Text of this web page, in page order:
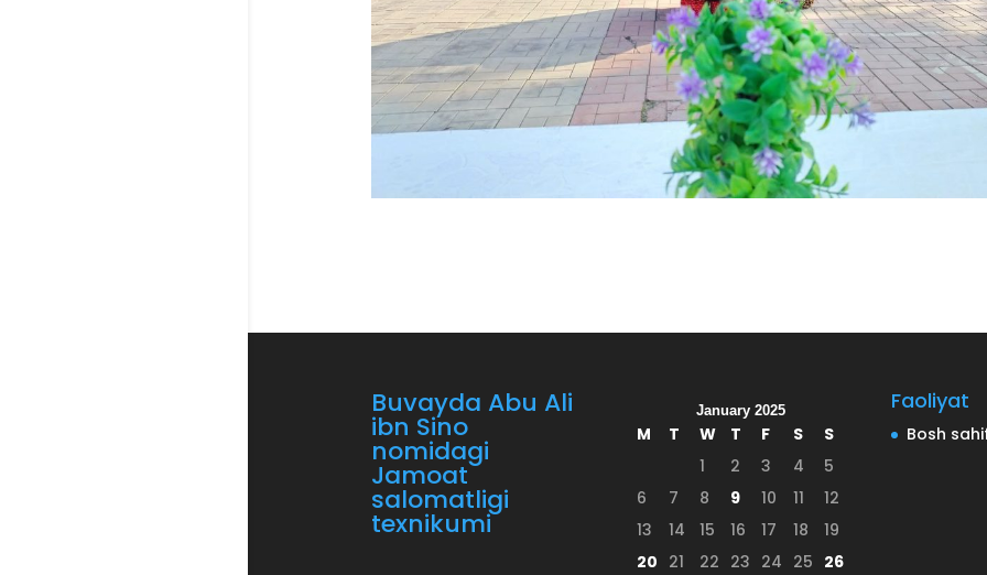
Buvayda Abu Ali
ibn Sino
nomidagi
Jamoat
salomatligi
texnikumi
January 2025
M T W T F S
S
1
2 3 4
5
6
7 8 9 10 11
12
13
14 15 16 17 18
19
20 21 22 23 24 25 26
Faoliyat
Bosh